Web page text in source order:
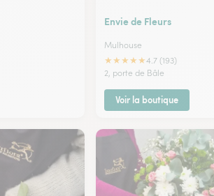
Envie de Fleurs
Mulhouse
★★★★★4.7 (193)
2, porte de Bâle
Voir la boutique